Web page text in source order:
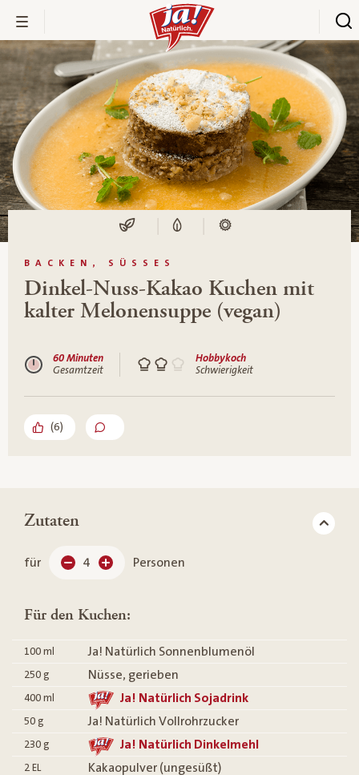
BACKEN, SÜSSES
Dinkel-Nuss-Kakao Kuchen mit
kalter Melonensuppe (vegan)
60 Minuten
Gesamtzeit
Hobbykoch
Schwierigkeit
(6)
Zutaten
für 4 Personen
Für den Kuchen:
100 ml Ja! Natürlich Sonnenblumenöl
250 g Nüsse, gerieben
400 ml Ja! Natürlich Sojadrink
50 g Ja! Natürlich Vollrohrzucker
230 g Ja! Natürlich Dinkelmehl
2 EL Kakaopulver (ungesüßt)